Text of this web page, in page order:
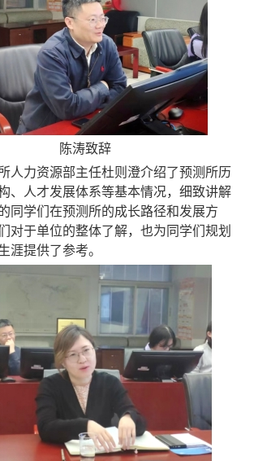
陈涛致辞
人力资源部主任杜则澄介绍了预测所历
、人才发展体系等基本情况，细致讲解
同学们在预测所的成长路径和发展方
对于单位的整体了解，也为同学们规划
涯提供了参考。